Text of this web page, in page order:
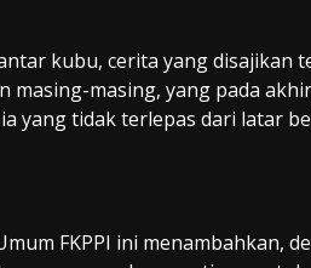
kubu, cerita yang disajikan
masing-masing, yang pada
yang tidak terlepas dari latar
FKPPI ini menambahkan,